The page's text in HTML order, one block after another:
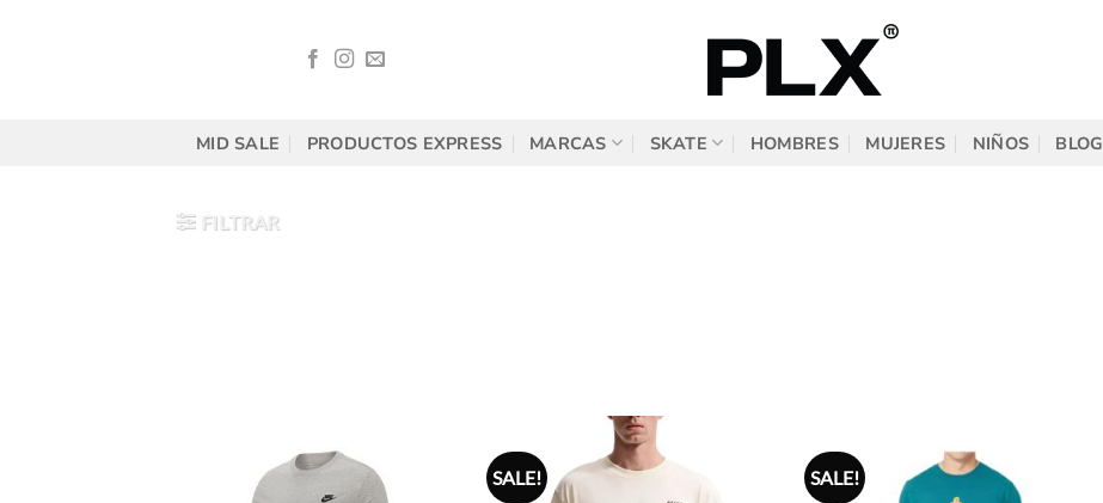
MID SALE PRODUCTOS EXPRESS MARCAS SKATE HOMBRES MUJERES NIÑOS BLOG
FILTRAR
SALE! SALE!